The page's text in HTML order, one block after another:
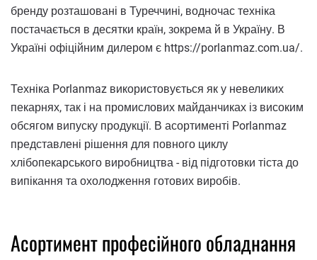
бренду розташовані в Туреччині, водночас техніка
постачається в десятки країн, зокрема й в Україну. В
Україні офіційним дилером є https://porlanmaz.com.ua/.
Техніка Porlanmaz використовується як у невеликих
пекарнях, так і на промислових майданчиках із високим
обсягом випуску продукції. В асортименті Porlanmaz
представлені рішення для повного циклу
хлібопекарського виробництва - від підготовки тіста до
випікання та охолодження готових виробів.
Асортимент професійного обладнання